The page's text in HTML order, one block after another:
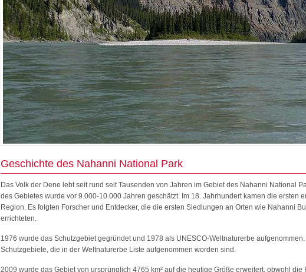
Geschichte des Nahanni National Park
Das Volk der Dene lebt seit rund seit Tausenden von Jahren im Gebiet des Nahanni National
des Gebietes wurde vor 9.000-10.000 Jahren geschätzt. Im 18. Jahrhundert kamen die ersten
Region. Es folgten Forscher und Entdecker, die die ersten Siedlungen an Orten wie Nahanni
errichteten.
1976 wurde das Schutzgebiet gegründet und 1978 als UNESCO-Weltnaturerbe
Schutzgebiete, die in der Weltnaturerbe Liste aufgenommen worden sind.
2009 wurde das Gebiet von ursprünglich 4765 km² auf die heutige Größe erweitert, obwohl